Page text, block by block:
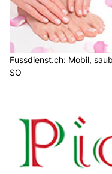
Fussdienst.ch: Mobil,
SO